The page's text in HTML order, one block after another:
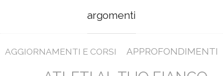
argomenti
AGGIORNAMENTI E CORSI APPROFONDIMENTI